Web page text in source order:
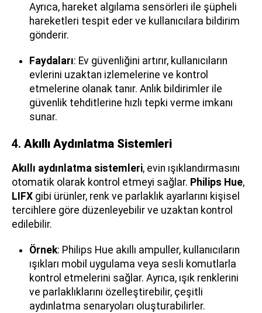
Ayrıca, hareket algılama sensörleri ile şüpheli
hareketleri tespit eder ve kullanıcılara bildirim
gönderir.
Faydaları: Ev güvenliğini artırır, kullanıcıların
evlerini uzaktan izlemelerine ve kontrol
etmelerine olanak tanır. Anlık bildirimler ile
güvenlik tehditlerine hızlı tepki verme imkanı
sunar.
4. Akıllı Aydınlatma Sistemleri
Akıllı aydınlatma sistemleri, evin ışıklandırmasını
otomatik olarak kontrol etmeyi sağlar. Philips Hue,
LIFX gibi ürünler, renk ve parlaklık ayarlarını kişisel
tercihlere göre düzenleyebilir ve uzaktan kontrol
edilebilir.
Örnek: Philips Hue akıllı ampuller, kullanıcıların
ışıkları mobil uygulama veya sesli komutlarla
kontrol etmelerini sağlar. Ayrıca, ışık renklerini
ve parlaklıklarını özelleştirebilir, çeşitli
aydınlatma senaryoları oluşturabilirler.